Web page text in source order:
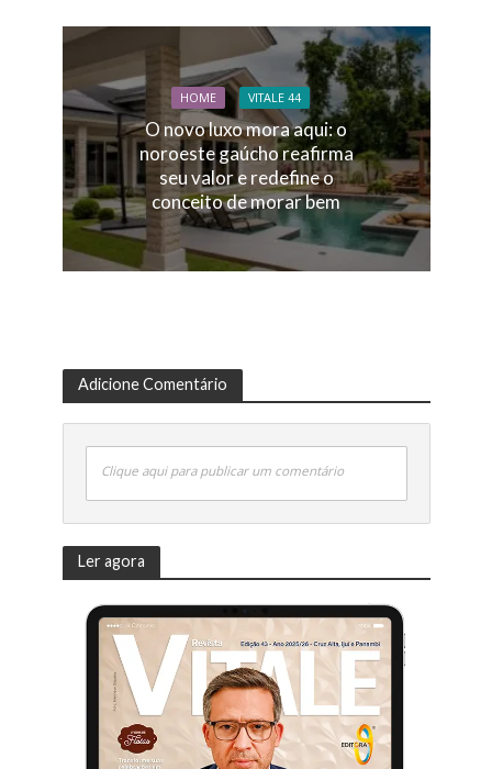
HOME VITALE 44
O novo luxo mora aqui: o
noroeste gaúcho reafirma
seu valor e redefine o
conceito de morar bem
Adicione Comentário
Clique aqui para publicar um comentário
Ler agora